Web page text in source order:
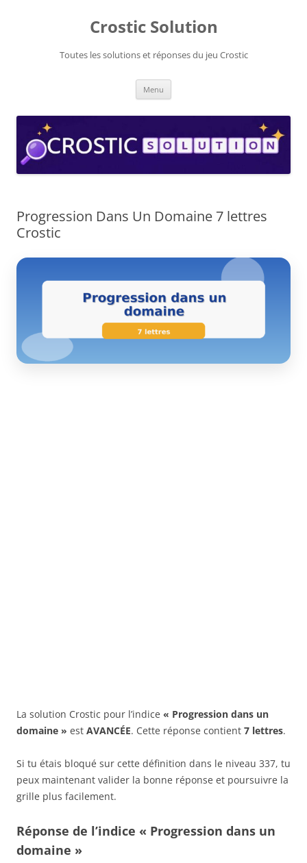
Crostic Solution
Toutes les solutions et réponses du jeu Crostic
Menu
Progression Dans Un Domaine 7 lettres
Crostic
La solution Crostic pour l’indice « Progression dans un
domaine » est AVANCÉE. Cette réponse contient 7 lettres.
Si tu étais bloqué sur cette définition dans le niveau 337, tu
peux maintenant valider la bonne réponse et poursuivre la
grille plus facilement.
Réponse de l’indice « Progression dans un
domaine »